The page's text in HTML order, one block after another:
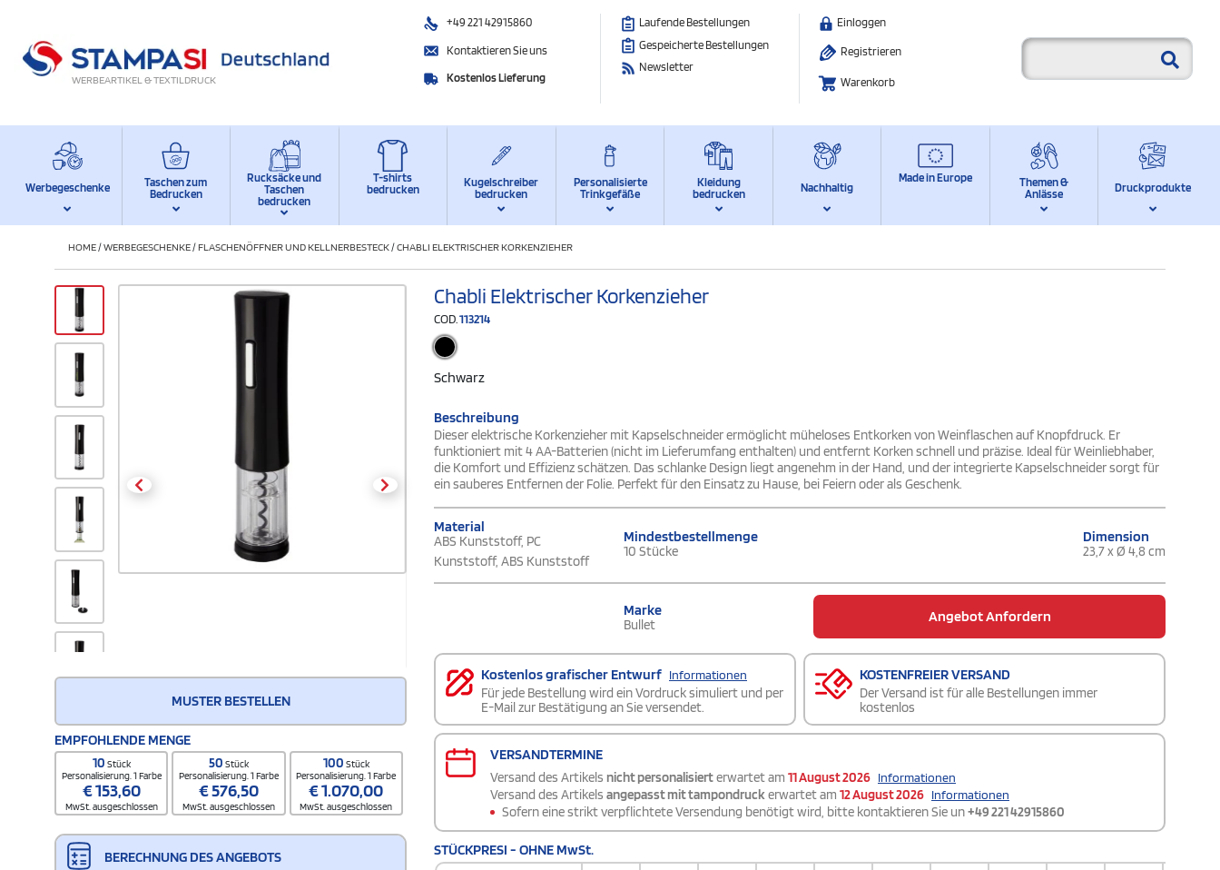
WERBEARTIKEL & TEXTILDRUCK
+49 221 42915860
Kontaktieren Sie uns
Kostenlos Lieferung
Laufende Bestellungen
Gespeicherte Bestellungen
Newsletter
Einloggen
Registrieren
Warenkorb
Werbegeschenke
Taschen zum
Bedrucken
Rucksäcke und
Taschen
bedrucken
T-shirts
bedrucken
Kugelschreiber
bedrucken
Personalisierte
Trinkgefäße
Kleidung
bedrucken
Nachhaltig
Made in Europe
Themen &
Anlässe
Druckprodukte
HOME/WERBEGESCHENKE/FLASCHENÖFFNER UND KELLNERBESTECK/CHABLI ELEKTRISCHER KORKENZIEHER
MUSTER BESTELLEN
EMPFOHLENDE MENGE
10 Stück
Personalisierung. 1 Farbe
€153,60
MwSt. ausgeschlossen
50 Stück
Personalisierung. 1 Farbe
€576,50
MwSt. ausgeschlossen
100 Stück
Personalisierung. 1 Farbe
€1.070,00
MwSt. ausgeschlossen
BERECHNUNG DES ANGEBOTS
Chabli Elektrischer Korkenzieher
COD.113214
Schwarz
Beschreibung
Dieser elektrische Korkenzieher mit Kapselschneider ermöglicht müheloses Entkorken von Weinflaschen auf Knopfdruck. Er
funktioniert mit 4 AA-Batterien (nicht im Lieferumfang enthalten) und entfernt Korken schnell und präzise. Ideal für Weinliebhaber,
die Komfort und Effizienz schätzen. Das schlanke Design liegt angenehm in der Hand, und der integrierte Kapselschneider sorgt für
ein sauberes Entfernen der Folie. Perfekt für den Einsatz zu Hause, bei Feiern oder als Geschenk.
Material
ABS Kunststoff, PC
Kunststoff, ABS Kunststoff
Mindestbestellmenge
10 Stücke
Dimension
23,7 x Ø 4,8 cm
Marke
Bullet Angebot Anfordern
Kostenlos grafischer Entwurf Informationen
Für jede Bestellung wird ein Vordruck simuliert und per
E-Mail zur Bestätigung an Sie versendet.
KOSTENFREIER VERSAND
Der Versand ist für alle Bestellungen immer
kostenlos
VERSANDTERMINE
Versand des Artikels nicht personalisierterwartet am 11 August 2026 Informationen
Versand des Artikels angepasst mit tampondruckerwartet am 12 August 2026 Informationen
Sofern eine strikt verpflichtete Versendung benötigt wird, bitte kontaktieren Sie un+49 221 42915860
STÜCKPRESI - OHNE MwSt.